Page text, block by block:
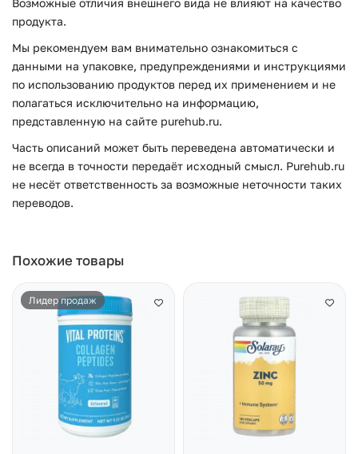
продукта.
Мы рекомендуем вам внимательно ознакомиться с
данными на упаковке, предупреждениями и инструкциями
по использованию продуктов перед их применением и не
полагаться исключительно на информацию,
представленную на сайте purehub.ru.
Часть описаний может быть переведена автоматически и
не всегда в точности передаёт исходный смысл. Purehub.ru
не несёт ответственность за возможные неточности таких
переводов.
Похожие товары
Лидер продаж